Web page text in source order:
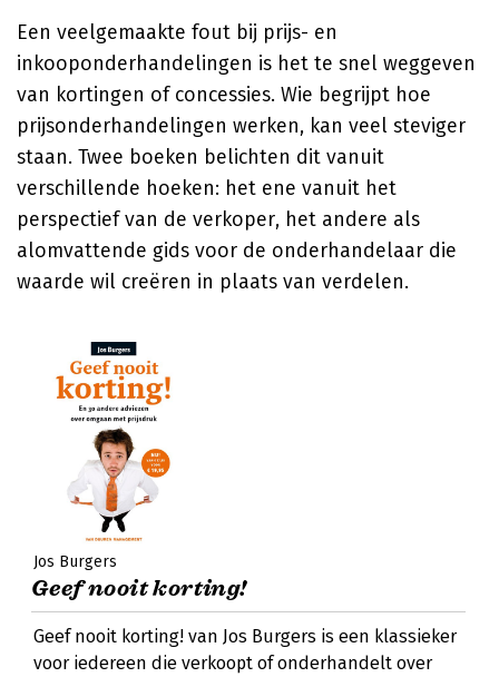
Een veelgemaakte fout bij prijs- en
inkooponderhandelingen is het te snel weggeven
van kortingen of concessies. Wie begrijpt hoe
prijsonderhandelingen werken, kan veel steviger
staan. Twee boeken belichten dit vanuit
verschillende hoeken: het ene vanuit het
perspectief van de verkoper, het andere als
alomvattende gids voor de onderhandelaar die
waarde wil creëren in plaats van verdelen.
Jos Burgers
Geef nooit korting!
Geef nooit korting! van Jos Burgers is een klassieker
voor iedereen die verkoopt of onderhandelt over